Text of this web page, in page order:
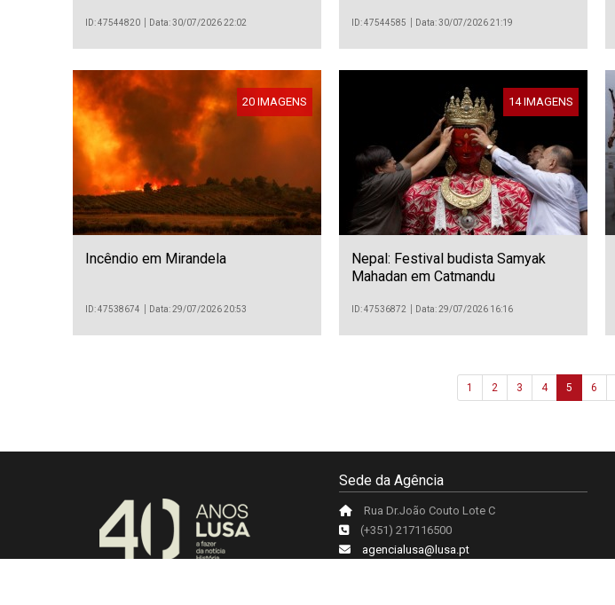
ID: 47544820 Data: 30/07/2026 22:02 ID: 47544585 Data: 30/07/2026 21:19
20 IMAGENS
Incêndio em Mirandela
ID: 47538674 Data: 29/07/2026 20:53
14 IMAGENS
Nepal: Festival budista Samyak
Mahadan em Catmandu
ID: 47536872 Data: 29/07/2026 16:16
1 2 3 4 5 6
Sede da Agência
Rua Dr.João Couto Lote C
(+351) 217116500
agencialusa@lusa.pt